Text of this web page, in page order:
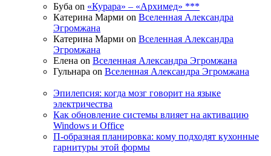
Буба on «Курара» – «Архимед» ***
Катерина Марми on Вселенная Александра
Эгромжана
Катерина Марми on Вселенная Александра
Эгромжана
Елена on Вселенная Александра Эгромжана
Гульнара on Вселенная Александра Эгромжана
Эпилепсия: когда мозг говорит на языке
электричества
Как обновление системы влияет на активацию
Windows и Office
П-образная планировка: кому подходят кухонные
гарнитуры этой формы